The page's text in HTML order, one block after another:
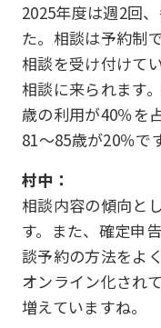
2025年度は週2回
た。相談は予約制
相談を受け付けて
相談に来られます
歳の利用が40％を
81〜85歳が20％です
村中：
相談内容の傾向と
す。また、確定申
談予約の方法をよ
オンライン化され
増えていますね。